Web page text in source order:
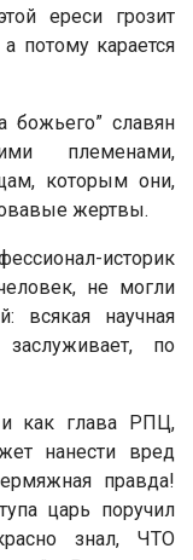
ереси грозит
потому карается
божьего” славян
племенами,
которым они,
жертвы.
историк
не могли
всякая научная
по
как глава РПЦ,
нанести вред
правда!
царь поручил
знал, ЧТО